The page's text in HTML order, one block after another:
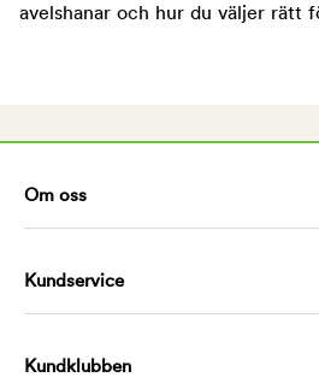
avelshanar och hur du väljer rätt
Om oss
Kundservice
Kundklubben